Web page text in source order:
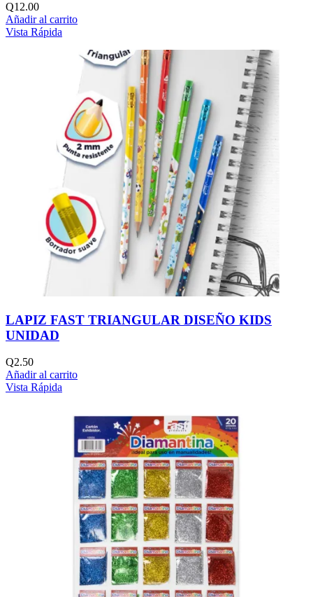
Q12.00
Añadir al carrito
Vista Rápida
LAPIZ FAST TRIANGULAR DISEÑO KIDS
UNIDAD
Q2.50
Añadir al carrito
Vista Rápida